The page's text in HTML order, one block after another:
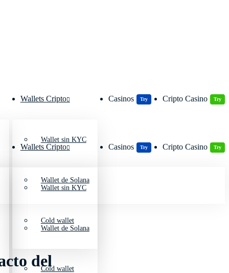
Wallets Cripto
Wallet sin KYC
Wallet de Solana
Cold wallet
Casinos Try Cripto Casino Try
Wallets Cripto
Wallet sin KYC
Wallet de Solana
Cold wallet
Casinos Try Cripto Casino Try
del